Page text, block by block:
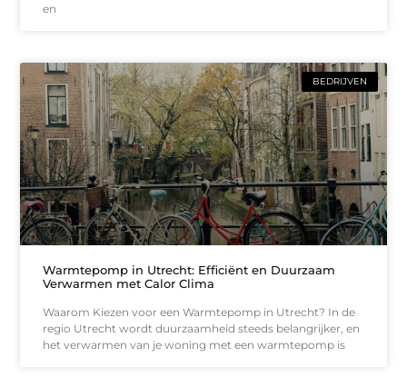
en
BEDRIJVEN
Warmtepomp in Utrecht: Efficiënt en Duurzaam
Verwarmen met Calor Clima
Waarom Kiezen voor een Warmtepomp in Utrecht? In de
regio Utrecht wordt duurzaamheid steeds belangrijker, en
het verwarmen van je woning met een warmtepomp is